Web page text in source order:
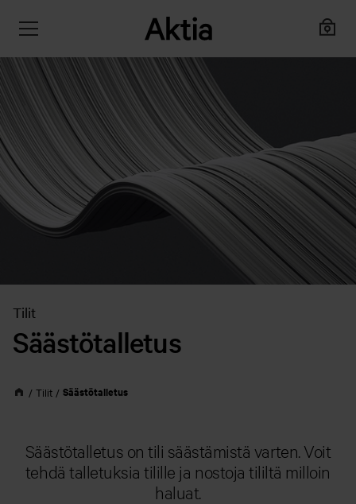
Tilit
Säästötalletus
Tilit Säästötalletus
Säästötalletus on tili säästämistä varten. Voit
tehdä talletuksia tilille ja nostoja tililtä milloin
haluat.